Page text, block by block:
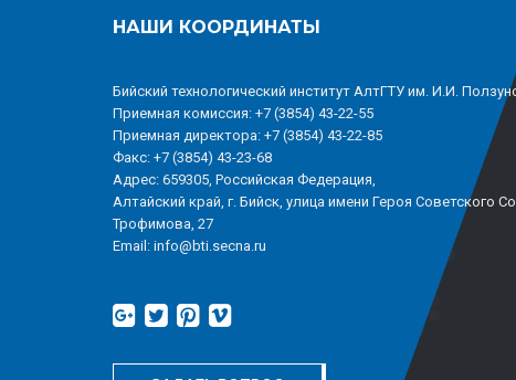
НАШИ КООРДИНАТЫ
Бийский технологический институт АлтГТУ им. И.И.
Приемная комиссия: +7 (3854) 43-22-55
Приемная директора: +7 (3854) 43-22-85
Факс: +7 (3854) 43-23-68
Адрес: 659305, Российская Федерация,
Алтайский край, г. Бийск, улица имени Героя Советского
Трофимова, 27
Email: info@bti.secna.ru